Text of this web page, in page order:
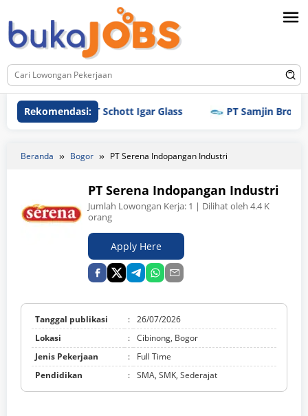
ke
konten
Rekomendasi:
PT Schott Igar Glass PT Samjin Brothread
Beranda Bogor PT Serena Indopangan Industri
PT Serena Indopangan Industri
Jumlah Lowongan Kerja: 1 | Dilihat oleh 4.4 K
orang
Apply Here
Tanggal publikasi : 26/07/2026
Lokasi
: Cibinong, Bogor
Jenis Pekerjaan
:
Full Time
Pendidikan
: SMA, SMK, Sederajat